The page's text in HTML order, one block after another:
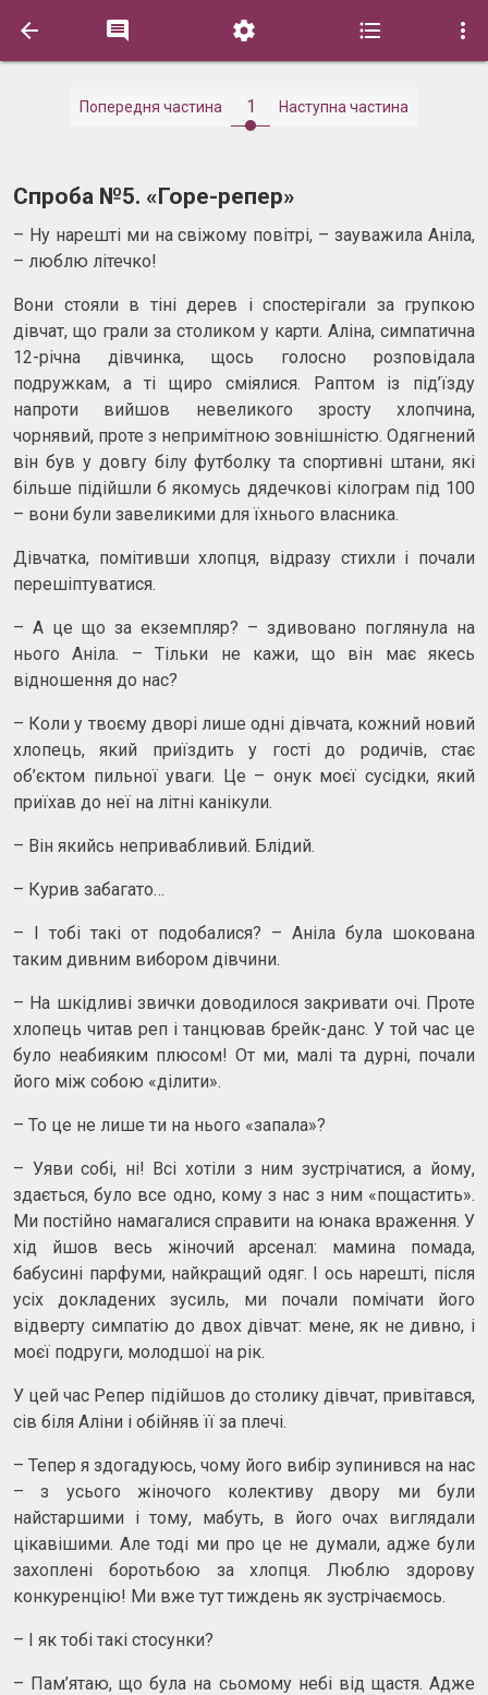
    
Попередня частина 1 Наступна частина
Спроба №5. «Горе-репер»
– Ну нарешті ми на свіжому повітрі, – зауважила Аніла,
– люблю літечко!
Вони стояли в тіні дерев і спостерігали за групкою
дівчат, що грали за столиком у карти. Аліна, симпатична
12-річна дівчинка, щось голосно розповідала
подружкам, а ті щиро сміялися. Раптом із під’їзду
напроти вийшов невеликого зросту хлопчина,
чорнявий, проте з непримітною зовнішністю. Одягнений
він був у довгу білу футболку та спортивні штани, які
більше підійшли б якомусь дядечкові кілограм під 100
– вони були завеликими для їхнього власника.
Дівчатка, помітивши хлопця, відразу стихли і почали
перешіптуватися.
– А це що за екземпляр? – здивовано поглянула на
нього Аніла. – Тільки не кажи, що він має якесь
відношення до нас?
– Коли у твоєму дворі лише одні дівчата, кожний новий
хлопець, який приїздить у гості до родичів, стає
об’єктом пильної уваги. Це – онук моєї сусідки, який
приїхав до неї на літні канікули.
– Він якийсь непривабливий. Блідий.
– Курив забагато…
– І тобі такі от подобалися? – Аніла була шокована
таким дивним вибором дівчини.
– На шкідливі звички доводилося закривати очі. Проте
хлопець читав реп і танцював брейк-данс. У той час це
було неабияким плюсом! От ми, малі та дурні, почали
його між собою «ділити».
– То це не лише ти на нього «запала»?
– Уяви собі, ні! Всі хотіли з ним зустрічатися, а йому,
здається, було все одно, кому з нас з ним «пощастить».
Ми постійно намагалися справити на юнака враження. У
хід йшов весь жіночий арсенал: мамина помада,
бабусині парфуми, найкращий одяг. І ось нарешті, після
усіх докладених зусиль, ми почали помічати його
відверту симпатію до двох дівчат: мене, як не дивно, і
моєї подруги, молодшої на рік.
У цей час Репер підійшов до столику дівчат, привітався,
сів біля Аліни і обійняв її за плечі.
– Тепер я здогадуюсь, чому його вибір зупинився на нас
– з усього жіночого колективу двору ми були
найстаршими і тому, мабуть, в його очах виглядали
цікавішими. Але тоді ми про це не думали, адже були
захоплені боротьбою за хлопця. Люблю здорову
конкуренцію! Ми вже тут тиждень як зустрічаємось.
– І як тобі такі стосунки?
– Пам’ятаю, що була на сьомому небі від щастя. Адже